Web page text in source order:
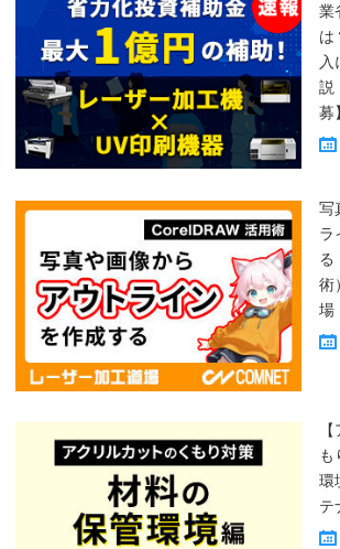
業
は
説
募】
写
ラ
る
術
場
も
環
テ